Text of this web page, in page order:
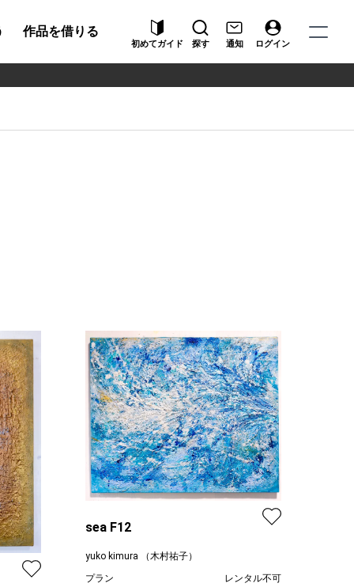
作品を借りる
初めてガイド 探す 通知 ログイン
sea F12
yuko kimura （木村祐子）
プラン
レンタル不可